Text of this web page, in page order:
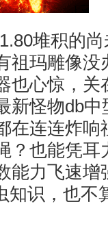
堆积的尚
祖玛雕像没
也心惊，关
新怪物db
在连连炸响
？也能凭耳
能力飞速增
知识，也不